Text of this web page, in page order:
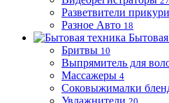
Разветвители
Разное Авто 18
Бритвы 10
Выпрямитель для
Массажеры 4
Соковыжималки
Увлажнители